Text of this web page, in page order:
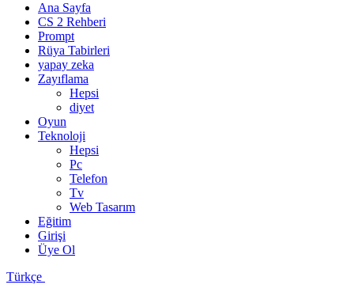
Ana Sayfa
CS 2 Rehberi
Prompt
Rüya Tabirleri
yapay zeka
Zayıflama
Hepsi
diyet
Oyun
Teknoloji
Hepsi
Pc
Telefon
Tv
Web Tasarım
Eğitim
Girişi
Üye Ol
Türkçe